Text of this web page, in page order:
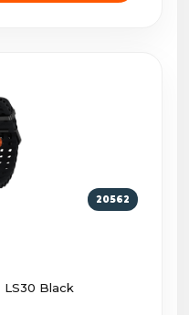
20562
LS30 Black